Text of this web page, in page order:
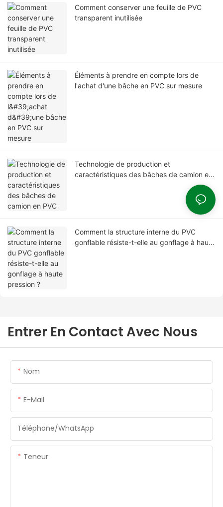
Comment conserver une feuille de PVC
transparent inutilisée
Éléments à prendre en compte lors de
l'achat d'une bâche en PVC sur mesure
Technologie de production et
caractéristiques des bâches de camion en
Comment la structure interne du PVC
gonflable résiste-t-elle au gonflage à haute
Entrer En Contact Avec Nous
Nom
E-Mail
Téléphone/WhatsApp
Teneur